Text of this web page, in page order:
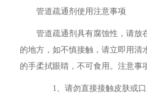
管道疏通剂使用注意事项
管道疏通剂具有腐蚀性，请放
的地方，如不慎接触，请立即用清
的手柔拭眼睛，不可食用。注意事
1、请勿直接接触皮肤或口